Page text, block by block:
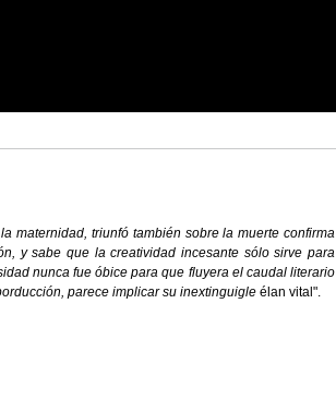
maternidad, triunfó también sobre la muerte confirma
y sabe que la creatividad incesante sólo sirve para
nunca fue óbice para que fluyera el caudal literario
parece implicar su inextinguigle élan vital".